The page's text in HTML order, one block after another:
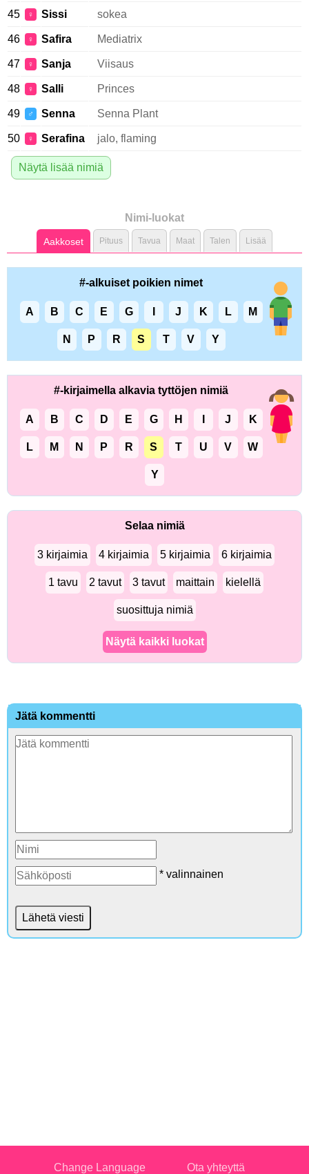
45 ♀ Sissi sokea
46 ♀ Safira Mediatrix
47 ♀ Sanja Viisaus
48 ♀ Salli Princes
49 ♂ Senna Senna Plant
50 ♀ Serafina jalo, flaming
Näytä lisää nimiä
Nimi-luokat
Aakkoset Pituus Tavua Maat Talen Lisää
#-alkuiset poikien nimet
A B C E G J K L M
N P R S T V Y
#-kirjaimella alkavia tyttöjen nimiä
A B C D E G H J K
L M N P R S T U V W
Y
Selaa nimiä
3 kirjaimia 4 kirjaimia 5 kirjaimia 6 kirjaimia
1 tavu 2 tavut 3 tavut maittain kielellä
suosittuja nimiä
Näytä kaikki luokat
Jätä kommentti
* valinnainen
Change Language Ota yhteyttä